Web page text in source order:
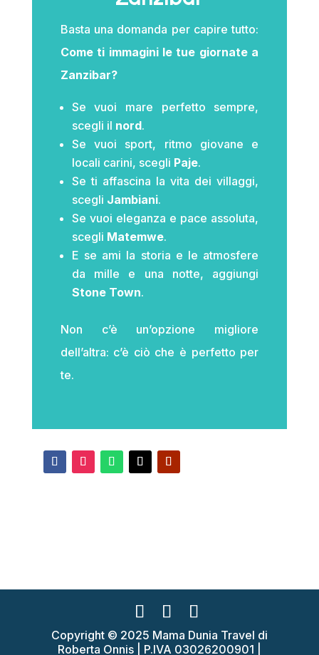
Basta una domanda per capire tutto:
Come ti immagini le tue giornate a
Zanzibar?
Se vuoi mare perfetto sempre,
scegli il nord.
Se vuoi sport, ritmo giovane e
locali carini, scegli Paje.
Se ti affascina la vita dei villaggi,
scegli Jambiani.
Se vuoi eleganza e pace assoluta,
scegli Matemwe.
E se ami la storia e le atmosfere
da mille e una notte, aggiungi
Stone Town.
Non c’è un’opzione migliore
dell’altra: c’è ciò che è perfetto per
te.
Copyright © 2025 Mama Dunia Travel di
Roberta Onnis | P.IVA 03026200901 |